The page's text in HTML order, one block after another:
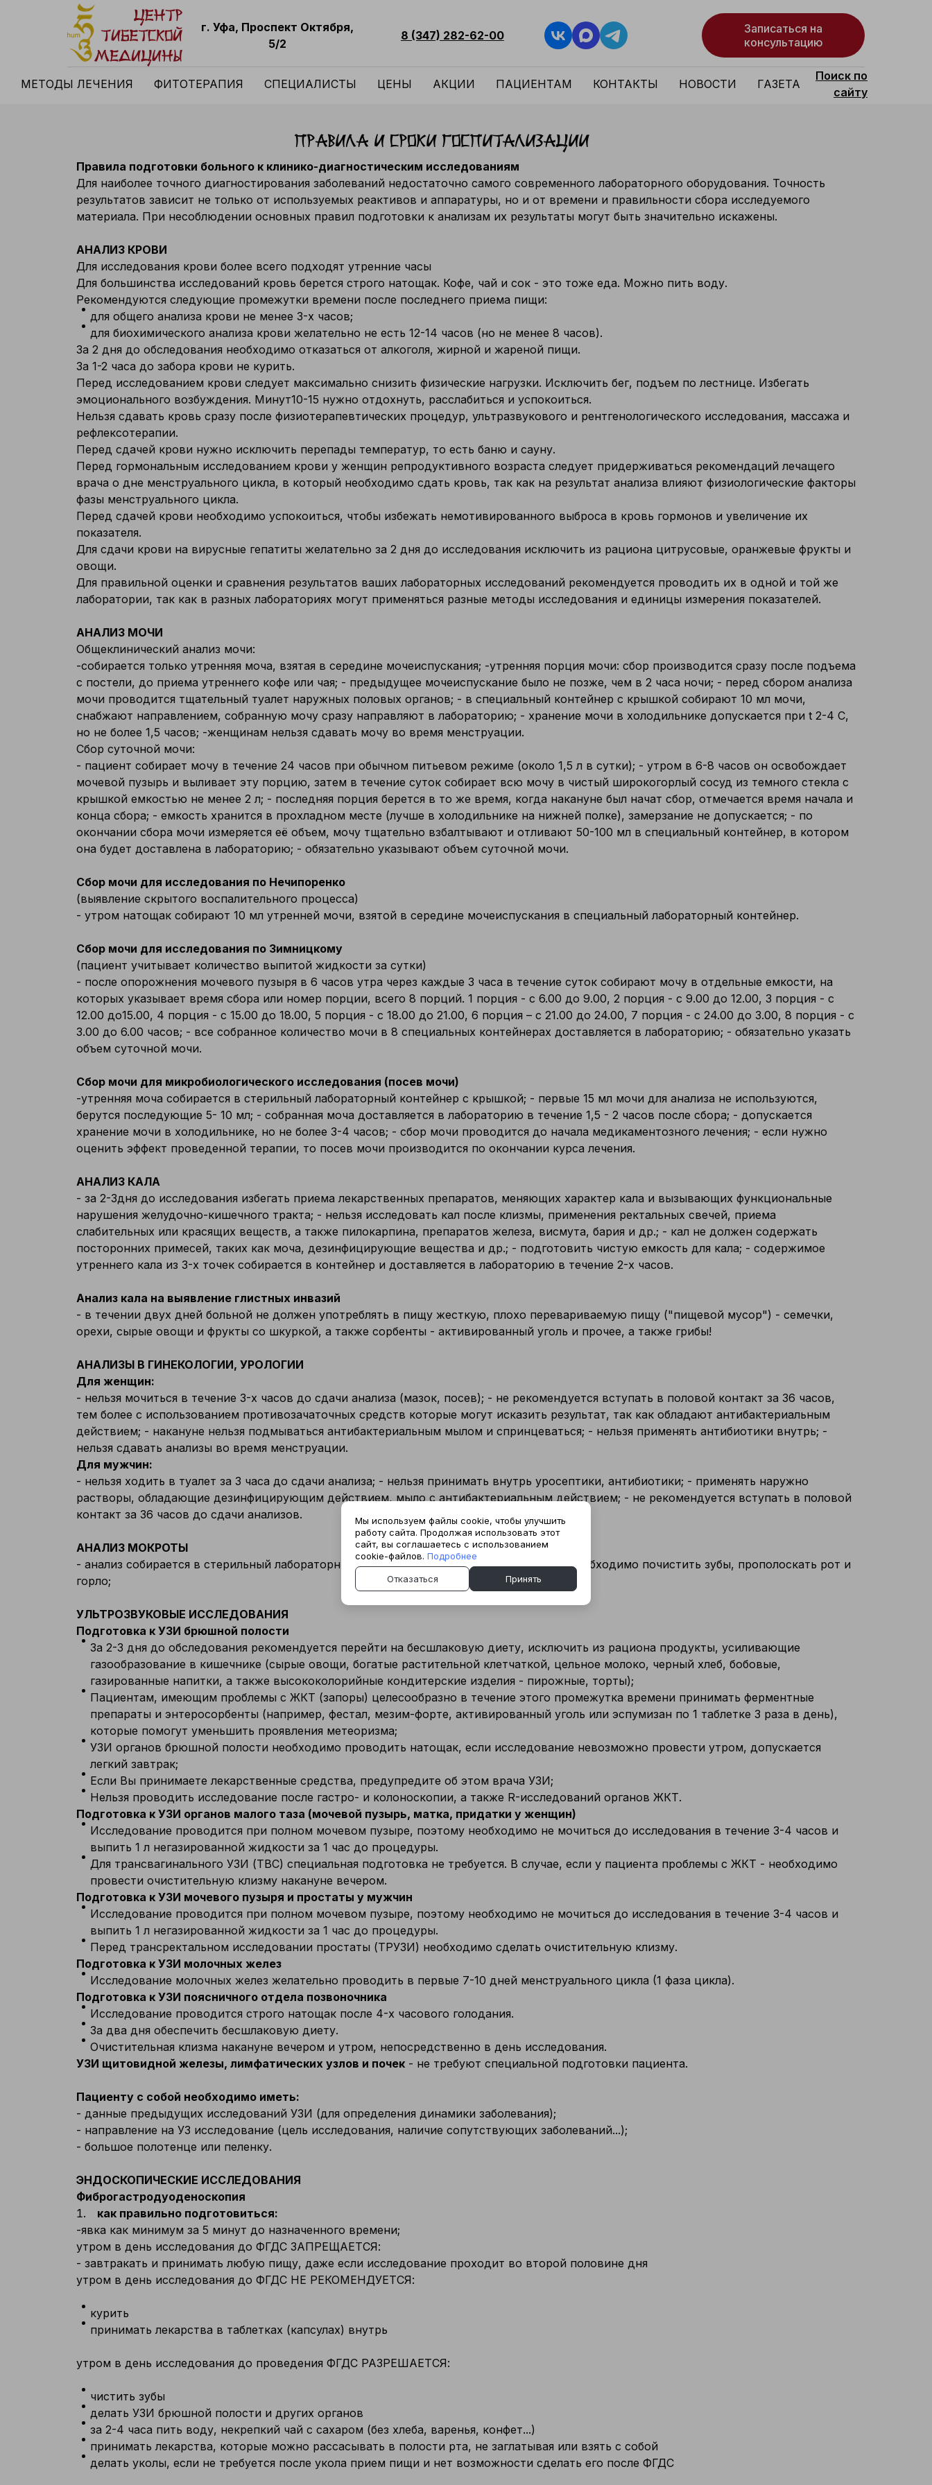
г. Уфа, Проспект Октября,
5/2
8 (347) 282-62-00
Записаться на
консультацию
МЕТОДЫ ЛЕЧЕНИЯ ФИТОТЕРАПИЯ СПЕЦИАЛИСТЫ ЦЕНЫ АКЦИИ ПАЦИЕНТАМ КОНТАКТЫ НОВОСТИ ГАЗЕТА
Поиск по
сайту
Правила подготовки больного к клинико-диагностическим исследованиям
Для наиболее точного диагностирования заболеваний недостаточно самого современного лабораторного оборудования. Точность
результатов зависит не только от используемых реактивов и аппаратуры, но и от времени и правильности сбора исследуемого
материала. При несоблюдении основных правил подготовки к анализам их результаты могут быть значительно искажены.
АНАЛИЗ КРОВИ
Для исследования крови более всего подходят утренние часы
Для большинства исследований кровь берется строго натощак. Кофе, чай и сок - это тоже еда. Можно пить воду.
Рекомендуются следующие промежутки времени после последнего приема пищи:
для общего анализа крови не менее 3-х часов;
для биохимического анализа крови желательно не есть 12-14 часов (но не менее 8 часов).
За 2 дня до обследования необходимо отказаться от алкоголя, жирной и жареной пищи.
За 1-2 часа до забора крови не курить.
Перед исследованием крови следует максимально снизить физические нагрузки. Исключить бег, подъем по лестнице. Избегать
эмоционального возбуждения. Минут10-15 нужно отдохнуть, расслабиться и успокоиться.
Нельзя сдавать кровь сразу после физиотерапевтических процедур, ультразвукового и рентгенологического исследования, массажа и
рефлексотерапии.
Перед сдачей крови нужно исключить перепады температур, то есть баню и сауну.
Перед гормональным исследованием крови у женщин репродуктивного возраста следует придерживаться рекомендаций лечащего
врача о дне менструального цикла, в который необходимо сдать кровь, так как на результат анализа влияют физиологические факторы
фазы менструального цикла.
Перед сдачей крови необходимо успокоиться, чтобы избежать немотивированного выброса в кровь гормонов и увеличение их
показателя.
Для сдачи крови на вирусные гепатиты желательно за 2 дня до исследования исключить из рациона цитрусовые, оранжевые фрукты и
овощи.
Для правильной оценки и сравнения результатов ваших лабораторных исследований рекомендуется проводить их в одной и той же
лаборатории, так как в разных лабораториях могут применяться разные методы исследования и единицы измерения показателей.
АНАЛИЗ МОЧИ
Общеклинический анализ мочи:
-собирается только утренняя моча, взятая в середине мочеиспускания; -утренняя порция мочи: сбор производится сразу после подъема
с постели, до приема утреннего кофе или чая; - предыдущее мочеиспускание было не позже, чем в 2 часа ночи; - перед сбором анализа
мочи проводится тщательный туалет наружных половых органов; - в специальный контейнер с крышкой собирают 10 мл мочи,
снабжают направлением, собранную мочу сразу направляют в лабораторию; - хранение мочи в холодильнике допускается при t 2-4 C,
но не более 1,5 часов; -женщинам нельзя сдавать мочу во время менструации.
Сбор суточной мочи:
- пациент собирает мочу в течение 24 часов при обычном питьевом режиме (около 1,5 л в сутки); - утром в 6-8 часов он освобождает
мочевой пузырь и выливает эту порцию, затем в течение суток собирает всю мочу в чистый широкогорлый сосуд из темного стекла с
крышкой емкостью не менее 2 л; - последняя порция берется в то же время, когда накануне был начат сбор, отмечается время начала и
конца сбора; - емкость хранится в прохладном месте (лучше в холодильнике на нижней полке), замерзание не допускается; - по
окончании сбора мочи измеряется её объем, мочу тщательно взбалтывают и отливают 50-100 мл в специальный контейнер, в котором
она будет доставлена в лабораторию; - обязательно указывают объем суточной мочи.
Сбор мочи для исследования по Нечипоренко
(выявление скрытого воспалительного процесса)
- утром натощак собирают 10 мл утренней мочи, взятой в середине мочеиспускания в специальный лабораторный контейнер.
Сбор мочи для исследования по Зимницкому
(пациент учитывает количество выпитой жидкости за сутки)
- после опорожнения мочевого пузыря в 6 часов утра через каждые 3 часа в течение суток собирают мочу в отдельные емкости, на
которых указывает время сбора или номер порции, всего 8 порций. 1 порция - с 6.00 до 9.00, 2 порция - с 9.00 до 12.00, 3 порция - с
12.00 до15.00, 4 порция - с 15.00 до 18.00, 5 порция - с 18.00 до 21.00, 6 порция – с 21.00 до 24.00, 7 порция - с 24.00 до 3.00, 8 порция - с
3.00 до 6.00 часов; - все собранное количество мочи в 8 специальных контейнерах доставляется в лабораторию; - обязательно указать
объем суточной мочи.
Сбор мочи для микробиологического исследования (посев мочи)
-утренняя моча собирается в стерильный лабораторный контейнер с крышкой; - первые 15 мл мочи для анализа не используются,
берутся последующие 5- 10 мл; - собранная моча доставляется в лабораторию в течение 1,5 - 2 часов после сбора; - допускается
хранение мочи в холодильнике, но не более 3-4 часов; - сбор мочи проводится до начала медикаментозного лечения; - если нужно
оценить эффект проведенной терапии, то посев мочи производится по окончании курса лечения.
АНАЛИЗ КАЛА
- за 2-3дня до исследования избегать приема лекарственных препаратов, меняющих характер кала и вызывающих функциональные
нарушения желудочно-кишечного тракта; - нельзя исследовать кал после клизмы, применения ректальных свечей, приема
слабительных или красящих веществ, а также пилокарпина, препаратов железа, висмута, бария и др.; - кал не должен содержать
посторонних примесей, таких как моча, дезинфицирующие вещества и др.; - подготовить чистую емкость для кала; - содержимое
утреннего кала из 3-х точек собирается в контейнер и доставляется в лабораторию в течение 2-х часов.
Анализ кала на выявление глистных инвазий
- в течении двух дней больной не должен употреблять в пищу жесткую, плохо перевариваемую пищу ("пищевой мусор") - семечки,
орехи, сырые овощи и фрукты со шкуркой, а также сорбенты - активированный уголь и прочее, а также грибы!
АНАЛИЗЫ В ГИНЕКОЛОГИИ, УРОЛОГИИ
Для женщин:
- нельзя мочиться в течение 3-х часов до сдачи анализа (мазок, посев); - не рекомендуется вступать в половой контакт за 36 часов,
тем более с использованием противозачаточных средств которые могут исказить результат, так как обладают антибактериальным
действием; - накануне нельзя подмываться антибактериальным мылом и спринцеваться; - нельзя применять антибиотики внутрь; -
нельзя сдавать анализы во время менструации.
Для мужчин:
- нельзя ходить в туалет за 3 часа до сдачи анализа; - нельзя принимать внутрь уросептики, антибиотики; - применять наружно
растворы, обладающие дезинфицирующим действием, мыло с антибактериальным действием; - не рекомендуется вступать в половой
контакт за 36 часов до сдачи анализов.
АНАЛИЗ МОКРОТЫ
- анализ собирается в стерильный лабораторный контейнер; - перед сбором мокроты необходимо почистить зубы, прополоскать рот и
горло;
УЛЬТРОЗВУКОВЫЕ ИССЛЕДОВАНИЯ
Подготовка к УЗИ брюшной полости
За 2-3 дня до обследования рекомендуется перейти на бесшлаковую диету, исключить из рациона продукты, усиливающие
газообразование в кишечнике (сырые овощи, богатые растительной клетчаткой, цельное молоко, черный хлеб, бобовые,
газированные напитки, а также высококолорийные кондитерские изделия - пирожные, торты);
Пациентам, имеющим проблемы с ЖКТ (запоры) целесообразно в течение этого промежутка времени принимать ферментные
препараты и энтеросорбенты (например, фестал, мезим-форте, активированный уголь или эспумизан по 1 таблетке 3 раза в день),
которые помогут уменьшить проявления метеоризма;
УЗИ органов брюшной полости необходимо проводить натощак, если исследование невозможно провести утром, допускается
легкий завтрак;
Если Вы принимаете лекарственные средства, предупредите об этом врача УЗИ;
Нельзя проводить исследование после гастро- и колоноскопии, а также R-исследований органов ЖКТ.
Подготовка к УЗИ органов малого таза (мочевой пузырь, матка, придатки у женщин)
Исследование проводится при полном мочевом пузыре, поэтому необходимо не мочиться до исследования в течение 3-4 часов и
выпить 1 л негазированной жидкости за 1 час до процедуры.
Для трансвагинального УЗИ (ТВС) специальная подготовка не требуется. В случае, если у пациента проблемы с ЖКТ - необходимо
провести очистительную клизму накануне вечером.
Подготовка к УЗИ мочевого пузыря и простаты у мужчин
Исследование проводится при полном мочевом пузыре, поэтому необходимо не мочиться до исследования в течение 3-4 часов и
выпить 1 л негазированной жидкости за 1 час до процедуры.
Перед трансректальном исследовании простаты (ТРУЗИ) необходимо сделать очистительную клизму.
Подготовка к УЗИ молочных желез
Исследование молочных желез желательно проводить в первые 7-10 дней менструального цикла (1 фаза цикла).
Подготовка к УЗИ поясничного отдела позвоночника
Исследование проводится строго натощак после 4-х часового голодания.
За два дня обеспечить бесшлаковую диету.
Очистительная клизма накануне вечером и утром, непосредственно в день исследования.
УЗИ щитовидной железы, лимфатических узлов и почек - не требуют специальной подготовки пациента.
Пациенту с собой необходимо иметь:
- данные предыдущих исследований УЗИ (для определения динамики заболевания);
- направление на УЗ исследование (цель исследования, наличие сопутствующих заболеваний...);
- большое полотенце или пеленку.
ЭНДОСКОПИЧЕСКИЕ ИССЛЕДОВАНИЯ
Фиброгастродуоденоскопия
как правильно подготовиться:
-явка как минимум за 5 минут до назначенного времени;
утром в день исследования до ФГДС ЗАПРЕЩАЕТСЯ:
- завтракать и принимать любую пищу, даже если исследование проходит во второй половине дня
утром в день исследования до ФГДС НЕ РЕКОМЕНДУЕТСЯ:
курить
принимать лекарства в таблетках (капсулах) внутрь
утром в день исследования до проведения ФГДС РАЗРЕШАЕТСЯ:
чистить зубы
делать УЗИ брюшной полости и других органов
за 2-4 часа пить воду, некрепкий чай с сахаром (без хлеба, варенья, конфет...)
принимать лекарства, которые можно рассасывать в полости рта, не заглатывая или взять с собой
делать уколы, если не требуется после укола прием пищи и нет возможности сделать его после ФГДС
Правила и сроки госпитализации
Мы используем файлы cookie, чтобы улучшить
работу сайта. Продолжая использовать этот
сайт, вы соглашаетесь с использованием
cookie-файлов. Подробнее
Отказаться Принять